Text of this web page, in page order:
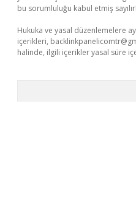
bu sorumluluğu kabul etmiş
Hukuka ve yasal düzenlemelere
içerikleri,
halinde, ilgili içerikler yasal süre